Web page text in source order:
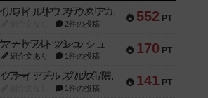
552 PT
リワイルド：サウスアメリカ
2件の投稿
170 PT
マーケットフレッシュ
紹介文あり 1件の投稿
141 PT
ファイアー・ブルズ / 火牛陣
1件の投稿